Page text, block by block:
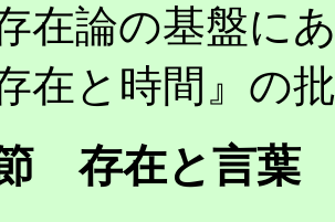
在論の基盤に
在と時間』の
存在と言葉